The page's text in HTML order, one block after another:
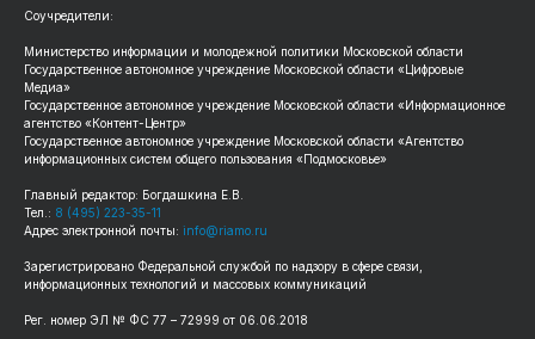
Соучредители:
Министерство информации и молодежной политики Московской области
Государственное автономное учреждение Московской области «Цифровые
Медиа»
Государственное автономное учреждение Московской области «Информационное
агентство «Контент-Центр»
Государственное автономное учреждение Московской области «Агентство
информационных систем общего пользования «Подмосковье»
Главный редактор: Богдашкина Е.В.
Тел.: 8 (495) 223-35-11
Адрес электронной почты: info@riamo.ru
Зарегистрировано Федеральной службой по надзору в сфере связи,
информационных технологий и массовых коммуникаций
Рег. номер ЭЛ № ФС 77 – 72999 от 06.06.2018